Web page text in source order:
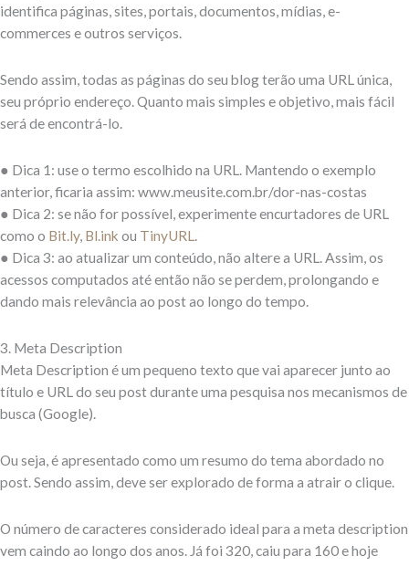
identifica páginas, sites, portais, documentos, mídias, e-
commerces e outros serviços.
Sendo assim, todas as páginas do seu blog terão uma URL única,
seu próprio endereço. Quanto mais simples e objetivo, mais fácil
será de encontrá-lo.
● Dica 1: use o termo escolhido na URL. Mantendo o exemplo
anterior, ficaria assim: www.meusite.com.br/dor-nas-costas
● Dica 2: se não for possível, experimente encurtadores de URL
como o Bit.ly, Bl.ink ou TinyURL.
● Dica 3: ao atualizar um conteúdo, não altere a URL. Assim, os
acessos computados até então não se perdem, prolongando e
dando mais relevância ao post ao longo do tempo.
3. Meta Description
Meta Description é um pequeno texto que vai aparecer junto ao
título e URL do seu post durante uma pesquisa nos mecanismos de
busca (Google).
Ou seja, é apresentado como um resumo do tema abordado no
post. Sendo assim, deve ser explorado de forma a atrair o clique.
O número de caracteres considerado ideal para a meta description
vem caindo ao longo dos anos. Já foi 320, caiu para 160 e hoje